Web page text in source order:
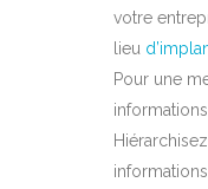
votre
lieu
Pour une